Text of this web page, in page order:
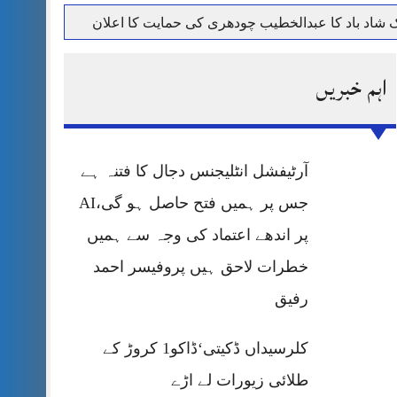
کی پریس کانفرنس
اہم خبریں
آرٹیفشل انٹلیجنس دجال کا فتنہ ہے
جس پر ہمیں فتح حاصل ہو گی،AI
پر اندھے اعتماد کی وجہ سے ہمیں
خطرات لاحق ہیں پروفیسر احمد
رفیق
کلرسیداں ڈکیتی‘ڈاکو1 کروڑ کے
طلائی زیورات لے اڑے